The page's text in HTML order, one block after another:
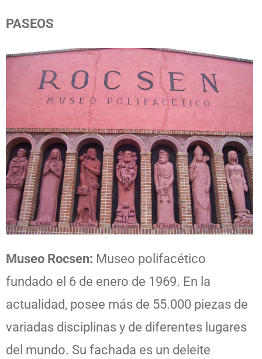
PASEOS
Museo Rocsen: Museo polifacético
fundado el 6 de enero de 1969. En la
actualidad, posee más de 55.000 piezas de
variadas disciplinas y de diferentes lugares
del mundo. Su fachada es un deleite